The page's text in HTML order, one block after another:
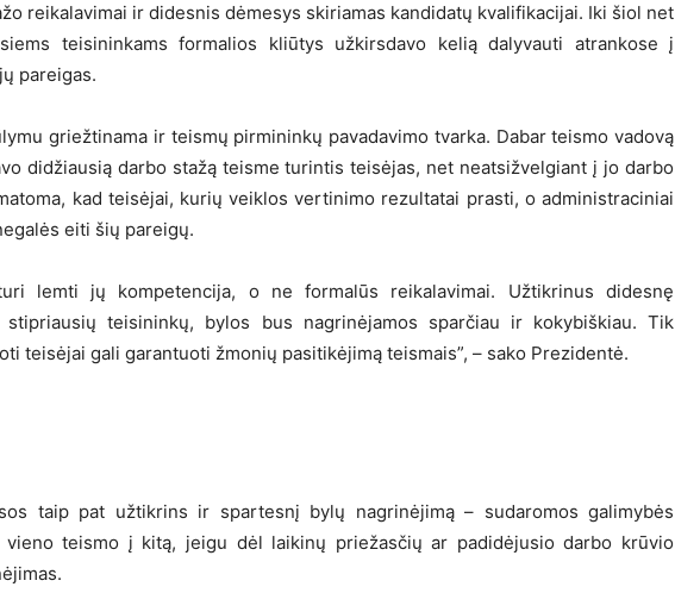
reikalavimai ir didesnis dėmesys skiriamas kandidatų kvalifikacijai. Iki šiol net
teisininkams formalios kliūtys užkirsdavo kelią dalyvauti atrankose į
pareigas.
griežtinama ir teismų pirmininkų pavadavimo tvarka. Dabar teismo vadovą
didžiausią darbo stažą teisme turintis teisėjas, net neatsižvelgiant į jo darbo
kad teisėjai, kurių veiklos vertinimo rezultatai prasti, o administraciniai
eiti šių pareigų.
lemti jų kompetencija, o ne formalūs reikalavimai. Užtikrinus didesnę
stipriausių teisininkų, bylos bus nagrinėjamos sparčiau ir kokybiškiau. Tik
teisėjai gali garantuoti žmonių pasitikėjimą teismais”, – sako Prezidentė.
taip pat užtikrins ir spartesnį bylų nagrinėjimą – sudaromos galimybės
teismo į kitą, jeigu dėl laikinų priežasčių ar padidėjusio darbo krūvio